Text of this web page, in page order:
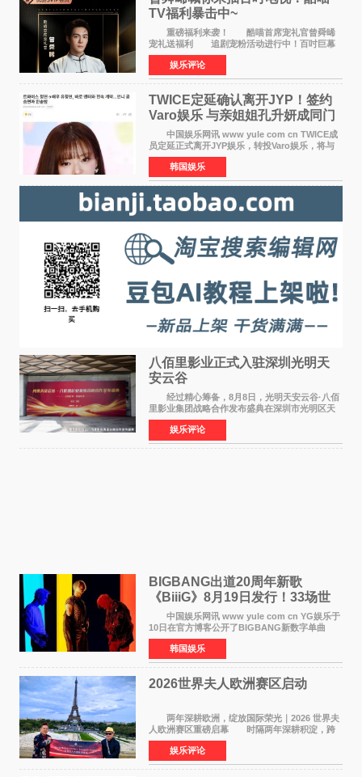
TV福利暴击中~
重磅福利来袭！ 酷喵首席宠礼官曾舜晞
宠礼送福利 追剧宠粉活动进行中！百吋巨幕
电视 邀你来抽~活动时间：8月8日10:00 — 8
月23日23:59 三步轻松参与，大奖等你
拿： 1、打开电
娱乐评论
TWICE定延确认离开JYP！签约
Varo娱乐 与亲姐姐孔升妍成同门
中国娱乐网讯 www yule com cn TWICE成
员定延正式离开JYP娱乐，转投Varo娱乐，将与
亲姐姐孔升妍成为同门。 Varo娱乐于10日通
过官方SNS宣布："能与拥有多彩魅力和无限潜力
的俞定延结下珍贵
韩国娱乐
八佰里影业正式入驻深圳光明天
安云谷
经过精心筹备，8月8日，光明天安云谷·八佰
里影业集团战略合作发布盛典在深圳市光明区天
安云谷盛大举行，来自DataEye剧查查创始人
&CEO 深圳市微短剧产业协会会长汪祥斌先生、
光明区文化广电旅
娱乐评论
BIGBANG出道20周年新歌
《BiiiG》8月19日发行！33场世
界巡演同步启航
中国娱乐网讯 www yule com cn YG娱乐于
10日在官方博客公开了BIGBANG新数字单曲
《BiiiG》的海报，宣布新歌将于8月19日——组
合出道20周年纪念日正式发行。歌名取自意为"巨
大""宏大"的"BIG"
韩国娱乐
2026世界夫人欧洲赛区启动
两年深耕欧洲，绽放国际荣光｜2026 世界夫
人欧洲赛区重磅启幕 时隔两年深耕积淀，跨
越多国文化游学！伴随着国际影响力持续攀升，
2026 世界夫人欧洲赛区正式全面启动。本次赛区
落地，是世
娱乐评论